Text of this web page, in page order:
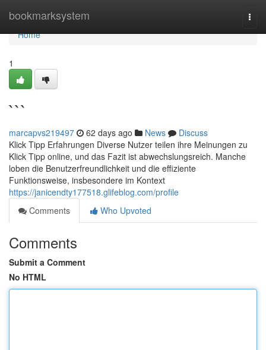
bookmarksystem
Home
Home
1
```
marcapvs219497 62 days ago News
Discuss
Klick Tipp Erfahrungen Diverse Nutzer teilen ihre Meinungen zu
Klick Tipp online, und das Fazit ist abwechslungsreich. Manche
loben die Benutzerfreundlichkeit und die effiziente
Funktionsweise, insbesondere im Kontext
https://janicendty177518.glifeblog.com/profile
Comments
Who Upvoted
Comments
Submit a Comment
No HTML